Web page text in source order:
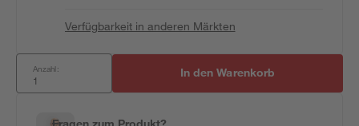
Verfügbarkeit in anderen Märkten
Anzahl: In den Warenkorb
Fragen zum Produkt?